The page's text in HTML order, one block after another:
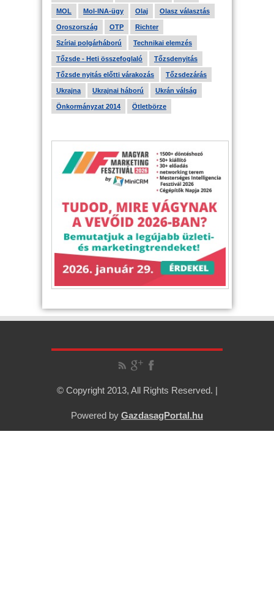
MOL Mol-INA-ügy Olaj Olasz választás
Oroszország OTP Richter
Szíriai polgárháború Technikai elemzés
Tőzsde - Heti összefoglaló Tőzsdenyitás
Tőzsde nyitás előtti várakozás Tőzsdezárás
Ukrajna Ukrajnai háború Ukrán válság
Önkormányzat 2014 Ötletbörze
© Copyright 2013, All Rights Reserved. |
Powered by GazdasagPortal.hu